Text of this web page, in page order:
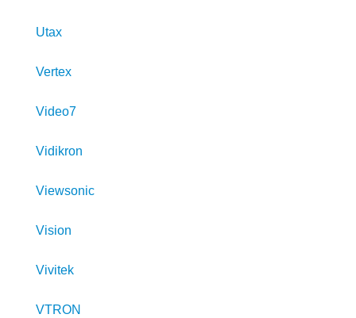
Utax
Vertex
Video7
Vidikron
Viewsonic
Vision
Vivitek
VTRON